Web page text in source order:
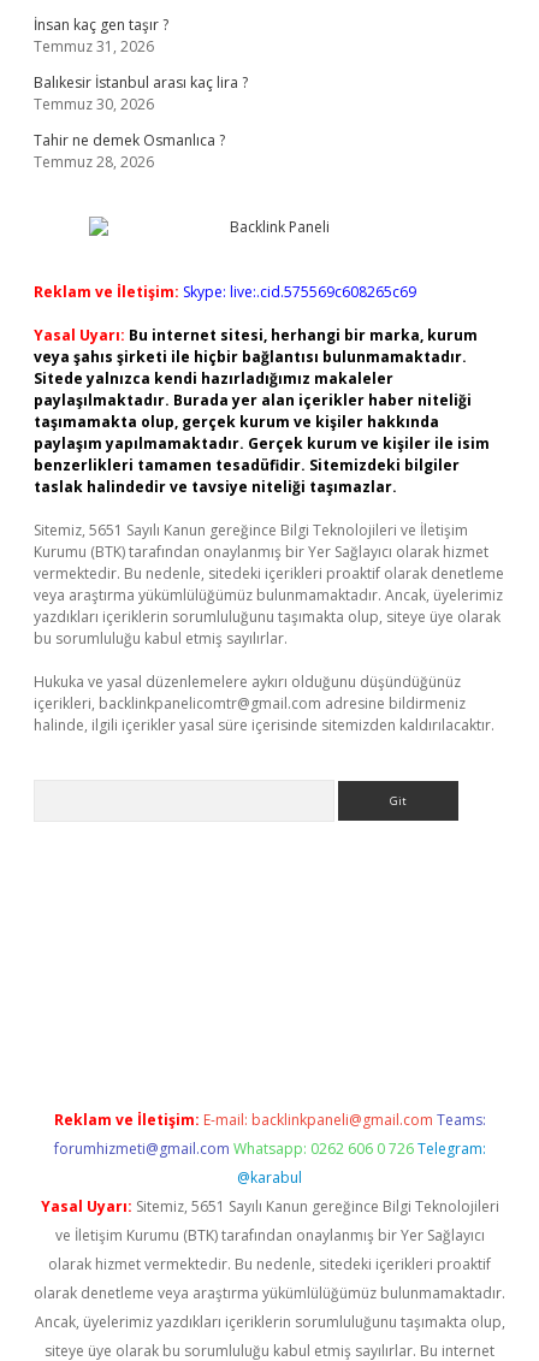
İnsan kaç gen taşır ?
Temmuz 31, 2026
Balıkesir İstanbul arası kaç lira ?
Temmuz 30, 2026
Tahir ne demek Osmanlıca ?
Temmuz 28, 2026
Reklam ve İletişim: Skype: live:.cid.575569c608265c69
Yasal Uyarı: Bu internet sitesi, herhangi bir marka, kurum
veya şahıs şirketi ile hiçbir bağlantısı bulunmamaktadır.
Sitede yalnızca kendi hazırladığımız makaleler
paylaşılmaktadır. Burada yer alan içerikler haber niteliği
taşımamakta olup, gerçek kurum ve kişiler hakkında
paylaşım yapılmamaktadır. Gerçek kurum ve kişiler ile isim
benzerlikleri tamamen tesadüfidir. Sitemizdeki bilgiler
taslak halindedir ve tavsiye niteliği taşımazlar.
Sitemiz, 5651 Sayılı Kanun gereğince Bilgi Teknolojileri ve İletişim
Kurumu (BTK) tarafından onaylanmış bir Yer Sağlayıcı olarak hizmet
vermektedir. Bu nedenle, sitedeki içerikleri proaktif olarak denetleme
veya araştırma yükümlülüğümüz bulunmamaktadır. Ancak, üyelerimiz
yazdıkları içeriklerin sorumluluğunu taşımakta olup, siteye üye olarak
bu sorumluluğu kabul etmiş sayılırlar.
Hukuka ve yasal düzenlemelere aykırı olduğunu düşündüğünüz
içerikleri, backlinkpanelicomtr@gmail.com adresine bildirmeniz
halinde, ilgili içerikler yasal süre içerisinde sitemizden kaldırılacaktır.
Reklam ve İletişim: E-mail: backlinkpaneli@gmail.com Teams:
forumhizmeti@gmail.com Whatsapp: 0262 606 0 726 Telegram:
@karabul
Yasal Uyarı: Sitemiz, 5651 Sayılı Kanun gereğince Bilgi Teknolojileri
ve İletişim Kurumu (BTK) tarafından onaylanmış bir Yer Sağlayıcı
olarak hizmet vermektedir. Bu nedenle, sitedeki içerikleri proaktif
olarak denetleme veya araştırma yükümlülüğümüz bulunmamaktadır.
Ancak, üyelerimiz yazdıkları içeriklerin sorumluluğunu taşımakta olup,
siteye üye olarak bu sorumluluğu kabul etmiş sayılırlar. Bu internet